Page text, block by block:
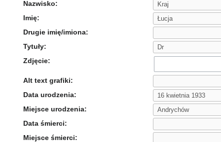
Nazwisko:
Imię:
Drugie imię/imiona:
Tytuły:
Zdjęcie:
Alt text grafiki:
Data urodzenia:
Miejsce urodzenia:
Data śmierci:
Miejsce śmierci: